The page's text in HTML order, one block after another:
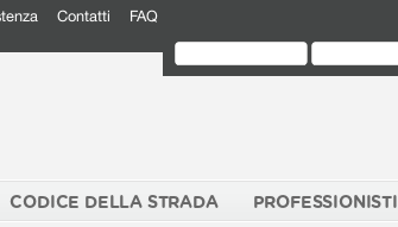
Contatti FAQ
CODICE DELLA STRADA PROFESSIONISTI